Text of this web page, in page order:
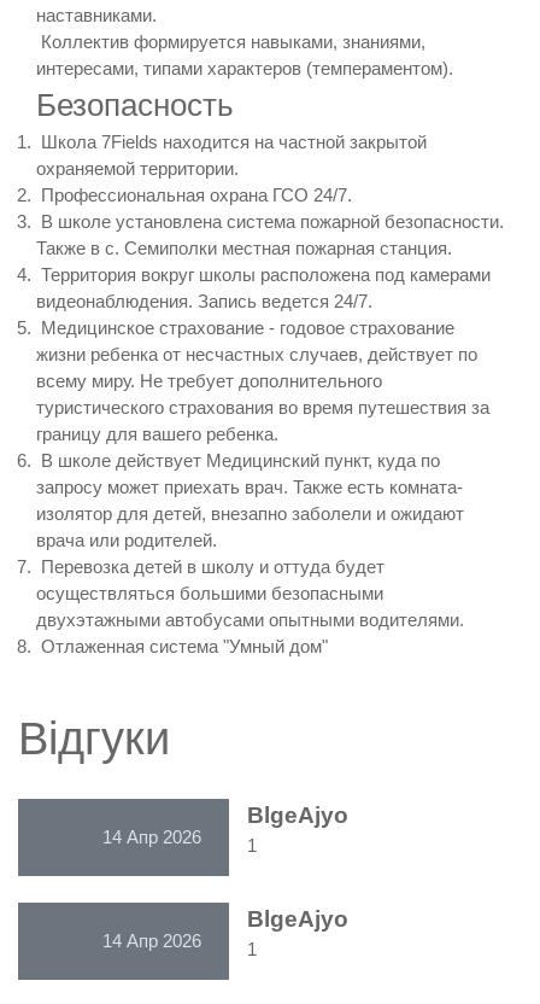
наставниками.
Коллектив формируется навыками, знаниями,
интересами, типами характеров (темпераментом).
Безопасность
Школа 7Fields находится на частной закрытой
охраняемой территории.
Профессиональная охрана ГСО 24/7.
В школе установлена ​​система пожарной безопасности.
Также в с. Семиполки местная пожарная станция.
Территория вокруг школы расположена под камерами
видеонаблюдения. Запись ведется 24/7.
Медицинское страхование - годовое страхование
жизни ребенка от несчастных случаев, действует по
всему миру. Не требует дополнительного
туристического страхования во время путешествия за
границу для вашего ребенка.
В школе действует Медицинский пункт, куда по
запросу может приехать врач. Также есть комната-
изолятор для детей, внезапно заболели и ожидают
врача или родителей.
Перевозка детей в школу и оттуда будет
осуществляться большими безопасными
двухэтажными автобусами опытными водителями.
Отлаженная система "Умный дом"
Відгуки
14 Апр 2026
BlgeAjyo
1
14 Апр 2026
BlgeAjyo
1